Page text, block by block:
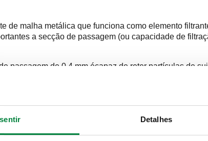
Detalhes
de malha metálica que funciona como elemento
a secção de passagem (ou capacidade de
passagem de 0,4 mm écapaz de reter partículas de
da malha filtrante.
produz-se no fluido uma perda de cara que
instalação onde circulam 1500 I/h, apresenta
do filtro.